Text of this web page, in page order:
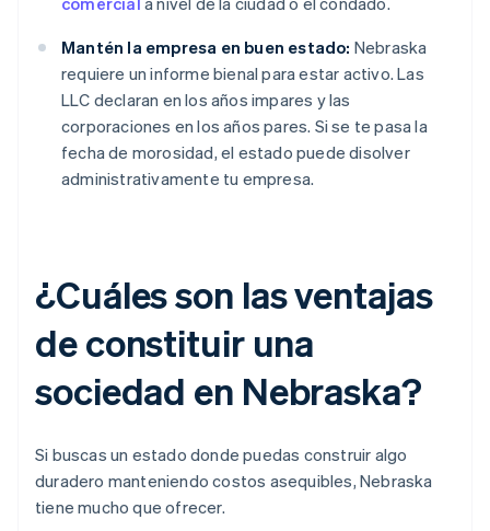
Mantén la empresa en buen estado: Nebraska
requiere un informe bienal para estar activo. Las
LLC declaran en los años impares y las
corporaciones en los años pares. Si se te pasa la
fecha de morosidad, el estado puede disolver
administrativamente tu empresa.
¿Cuáles son las ventajas
de constituir una
sociedad en Nebraska?
Si buscas un estado donde puedas construir algo
duradero manteniendo costos asequibles, Nebraska
tiene mucho que ofrecer.